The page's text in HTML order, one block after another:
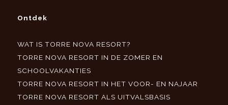
Ontdek
WAT IS TORRE NOVA RESORT?
TORRE NOVA RESORT IN DE ZOMER EN
SCHOOLVAKANTIES
TORRE NOVA RESORT IN HET VOOR- EN NAJAAR
TORRE NOVA RESORT ALS UITVALSBASIS